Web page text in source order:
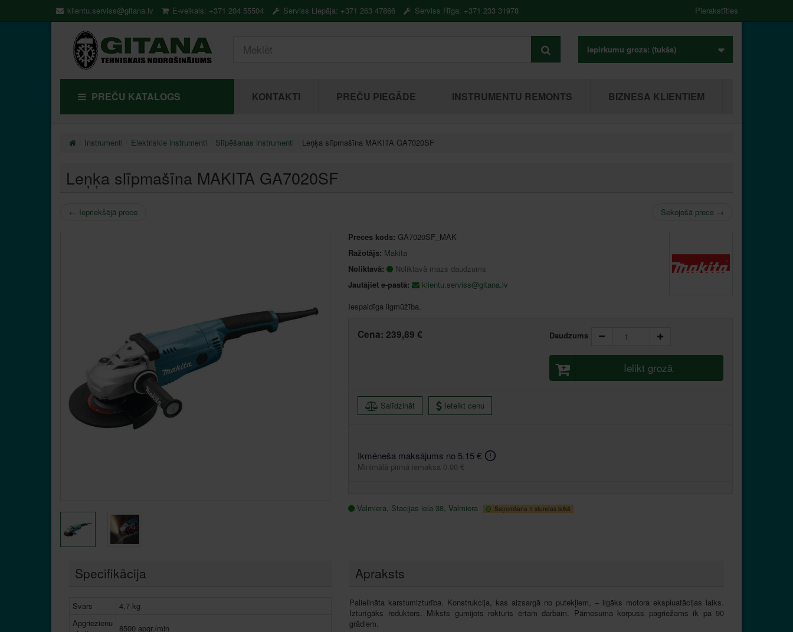
klientu.serviss@gitana.lv E-veikals: +371 204 55504 Serviss Liepāja: +371 263 47866 Serviss Rīga: +371 233 31978 Pierakstīties
Iepirkumu grozs: (tukšs)
PREČU KATALOGS KONTAKTI PREČU PIEGĀDE INSTRUMENTU REMONTS BIZNESA KLIENTIEM
Instrumenti Elektriskie instrumenti Slīpēšanas instrumenti Leņķa slīpmašīna MAKITA GA7020SF
Leņķa slīpmašīna MAKITA GA7020SF
← Iepriekšējā prece Sekojošā prece →
Preces kods: GA7020SF_MAK
Ražotājs: Makita
Noliktavā:
Noliktavā mazs daudzums
Jautājiet e-pastā:
klientu.serviss@gitana.lv
Iespaidīga ilgmūžība.
Cena: 239,89 € Daudzums
Ielikt grozā
Salīdzināt Ieteikt cenu
Ikmēneša maksājums no 5.15 €
Minimālā pirmā iemaksa 0.00 €
Valmiera, Stacijas iela 38, Valmiera Saņemšana 1 stundas laikā
Apraksts
Palielināta karstumizturība. Konstrukcija, kas aizsargā no putekļiem, – ilgāks motora ekspluatācijas laiks.
Izturīgāks reduktors. Mīksts gumijots rokturis ērtam darbam. Pārnesuma korpuss pagriežams ik pa 90
grādiem.
Specifikācija
Svars
4,7 kg
Apgriezienu
8500 apgr./min